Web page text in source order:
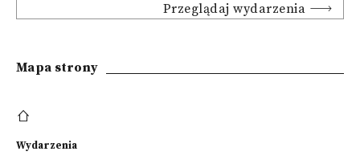
Przeglądaj wydarzenia
Mapa strony
Wydarzenia